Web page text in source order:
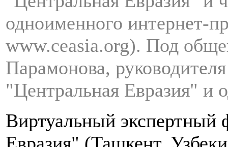
одноименного интернет-
www.ceasia.org). Под
Парамонова,
"Центральная Евразия" и
Виртуальный экспертный